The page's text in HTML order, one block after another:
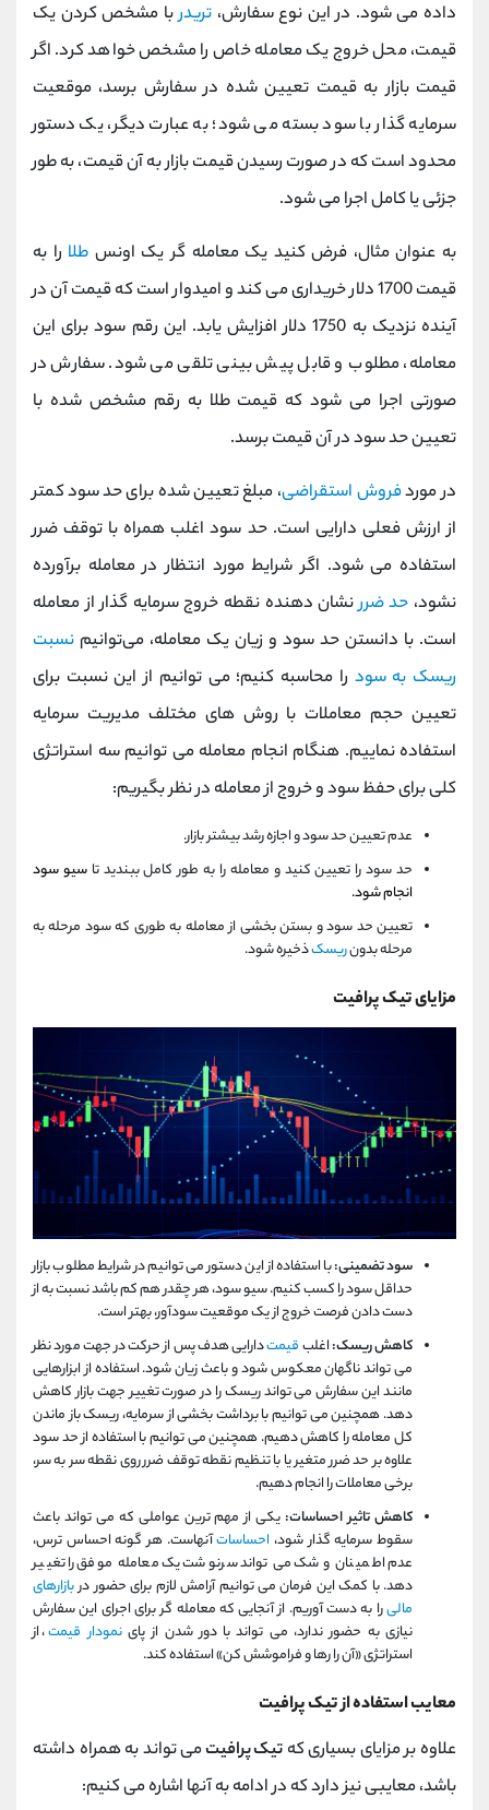
داده می شود. در این نوع سفارش، تریدربا مشخص کردن یک
قیمت، محل خروج یک معامله خاص را مشخص خواهد کرد. اگر
قیمت بازار به قیمت تعیین شده در سفارش برسد، موقعیت
سرمایه گذار با سود بسته می شود؛ به عبارت دیگر، یک دستور
محدود است که در صورت رسیدن قیمت بازار به آن قیمت، به طور
جزئی یا کامل اجرا می شود.
به عنوان مثال، فرض کنید یک معامله گر یک اونس طلا را به
قیمت 1700 دلار خریداری می کند و امیدوار است که قیمت آن در
آینده نزدیک به 1750 دلار افزایش یابد. این رقم سود برای این
معامله، مطلوب و قابل پیش بینی تلقی می شود. سفارش در
صورتی اجرا می شود که قیمت طلا به رقم مشخص شده با
تعیین حد سود در آن قیمت برسد.
در موردفروش استقراضی، مبلغ تعیین شده برای حد سود کمتر
از ارزش فعلی دارایی است. حد سود اغلب همراه با توقف ضرر
استفاده می شود. اگر شرایط مورد انتظار در معامله برآورده
نشود، حد ضررنشان دهنده نقطه خروج سرمایه گذار از معامله
است. با دانستن حد سود و زیان یک معامله، می‌توانیم نسبت
ریسک به سود را محاسبه کنیم؛ می توانیم از این نسبت برای
تعیین حجم معاملات با روش های مختلف مدیریت سرمایه
استفاده نماییم. هنگام انجام معامله می توانیم سه استراتژی
کلی برای حفظ سود و خروج از معامله در نظر بگیریم:
عدم تعیین حد سود و اجازه رشد بیشتر بازار.
حد سود را تعیین کنید و معامله را به طور کامل ببندید تاسیو سود
انجام شود.
تعیین حد سود و بستن بخشی از معامله به طوری که سود مرحله به
مرحله بدونریسکذخیره شود.
مزایای تیک پرافیت
سود تضمینی:با استفاده از این دستور می توانیم در شرایط مطلوب بازار
حداقل سود را کسب کنیم. سیو سود، هر چقدر هم کم باشد نسبت به از
دست دادن فرصت خروج از یک موقعیت سودآور، بهتر است.
کاهش ریسک:اغلبقیمتدارایی هدف پس از حرکت در جهت مورد نظر
می تواند ناگهان معکوس شود و باعث زیان شود. استفاده از ابزارهایی
مانند این سفارش می تواند ریسک را در صورت تغییر جهت بازار کاهش
دهد. همچنین می توانیم با برداشت بخشی از سرمایه، ریسک باز ماندن
کل معامله را کاهش دهیم. همچنین می توانیم با استفاده از حد سود
علاوه بر حد ضرر متغیر یا با تنظیم نقطه توقف ضرر روی نقطه سر به سر،
برخی معاملات را انجام دهیم.
کاهش تاثیر احساسات: یکی از مهم ترین عواملی که می تواند باعث
سقوط سرمایه گذار شود،احساساتآنهاست. هر گونه احساس ترس،
عدم اطمینان و شک می تواند سرنوشت یک معامله موفق را تغییر
دهد. با کمک این فرمان می توانیم آرامش لازم برای حضور دربازارهای
مالیرا به دست آوریم. از آنجایی که معامله گر برای اجرای این سفارش
نیازی به حضور ندارد، می تواند با دور شدن از پاینمودار قیمت، از
استراتژی «آن را رها و فراموشش کن» استفاده کند.
معایب استفاده از تیک پرافیت
علاوه بر مزایای بسیاری که تیک پرافیتمی تواند به همراه داشته
باشد، معایبی نیز دارد که در ادامه به آنها اشاره می کنیم: